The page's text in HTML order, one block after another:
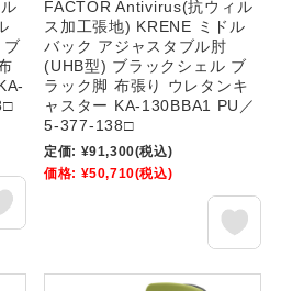
ブ
FACTOR Antivirus(抗ウィル
ス加工張地) KRENE ミドル
バック アジャスタブル肘
(UHB型) ブラックシェル ブ
ラック脚 布張り ウレタンキ
ャスター KA-130BBA1 PU／
5-377-138□
定価: ¥91,300(税込)
価格: ¥50,710(税込)